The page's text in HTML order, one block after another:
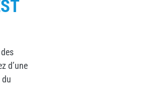
d’une
du